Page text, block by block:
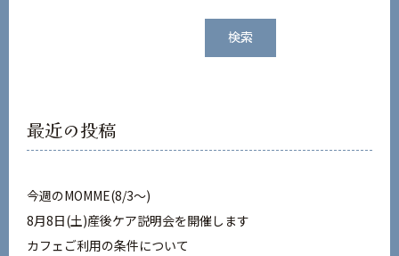
検索
最近の投稿
今週のMOMME(8/3〜)
8月8日(土)産後ケア説明会を開催します
カフェご利用の条件について